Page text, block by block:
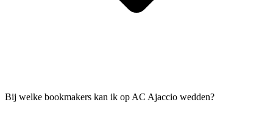
Bij welke bookmakers kan ik op AC Ajaccio wedden?